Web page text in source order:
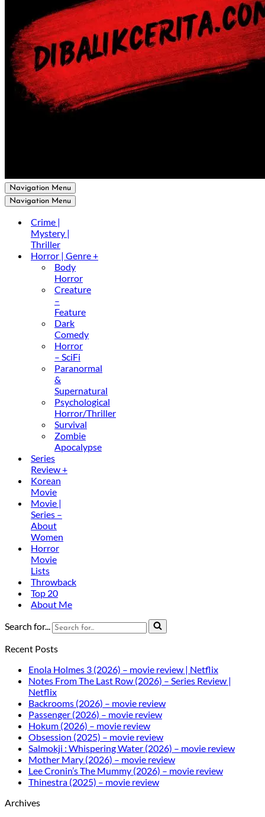
Navigation Menu
Navigation Menu
Crime |
Mystery |
Thriller
Horror | Genre +
Body
Horror
Creature
–
Feature
Dark
Comedy
Horror
– SciFi
Paranormal
&
Supernatural
Psychological
Horror/Thriller
Survival
Zombie
Apocalypse
Series
Review +
Korean
Movie
Movie |
Series –
About
Women
Horror
Movie
Lists
Throwback
Top 20
About Me
Search for...
Recent Posts
Enola Holmes 3 (2026) – movie review | Netflix
Notes From The Last Row (2026) – Series Review |
Netflix
Backrooms (2026) – movie review
Passenger (2026) – movie review
Hokum (2026) – movie review
Obsession (2025) – movie review
Salmokji : Whispering Water (2026) – movie review
Mother Mary (2026) – movie review
Lee Cronin’s The Mummy (2026) – movie review
Thinestra (2025) – movie review
Archives